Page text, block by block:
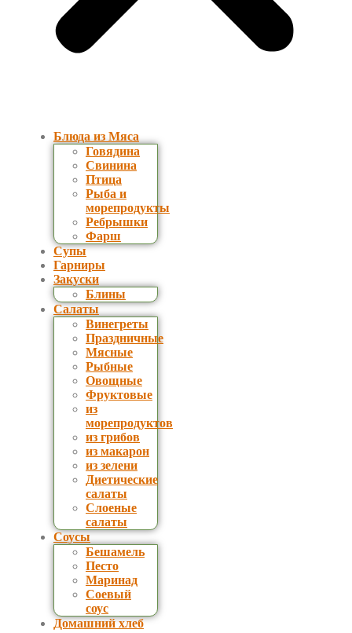
Блюда из Мяса
Говядина
Свинина
Птица
Рыба и
морепродукты
Ребрышки
Фарш
Супы
Гарниры
Закуски
Блины
Салаты
Винегреты
Праздничные
Мясные
Рыбные
Овощные
Фруктовые
из
морепродуктов
из грибов
из макарон
из зелени
Диетические
салаты
Слоеные
салаты
Соусы
Бешамель
Песто
Маринад
Соевый
соус
Домашний хлеб